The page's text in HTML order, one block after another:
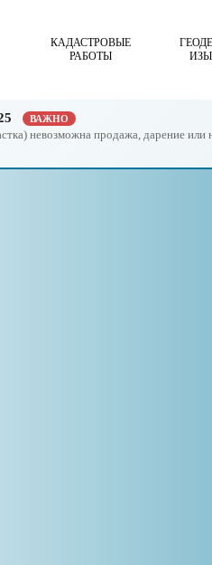
КАДАСТРОВЫЕ
РАБОТЫ
ВАЖНО
невозможна продажа, дарение